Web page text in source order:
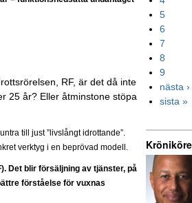
RF, är det då inte
25 år? Eller åtminstone stöpa
till just ”livslångt idrottande”.
verktyg i en beprövad modell.
Det blir försäljning av tjänster, på
förståelse för vuxnas
5
6
7
8
9
nästa ›
sista »